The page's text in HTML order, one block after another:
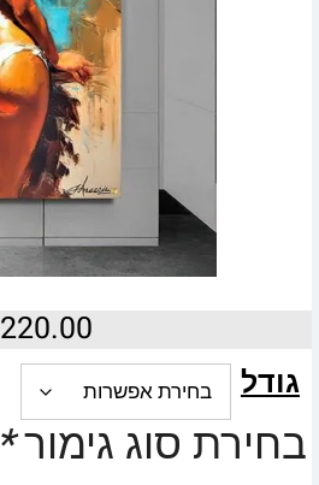
220.00
גודל
בחירת סוג גימור*